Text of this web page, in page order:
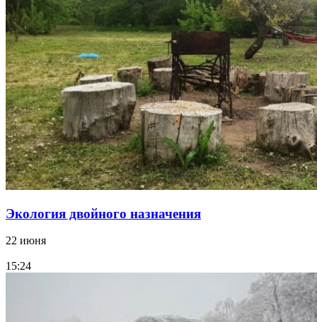
Экология двойного назначения
22 июня
15:24